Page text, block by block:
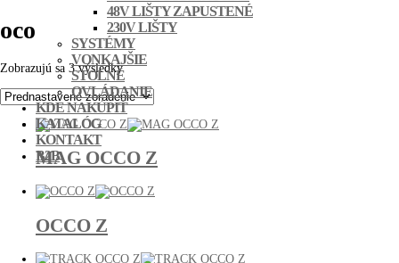
48V LIŠTY ZAPUSTENÉ
230V LIŠTY
SYSTÉMY
VONKAJŠIE
STOLNÉ
OVLÁDANIE
KDE NAKÚPIŤ
KATALÓG
KONTAKT
B2B
oco
Zobrazujú sa 3 výsledky
MAG OCCO Z
OCCO Z